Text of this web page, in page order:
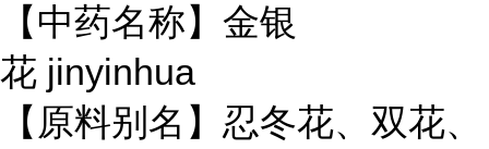
【中药名称】金银
花 jinyinhua
【原料别名】忍冬花、双花、